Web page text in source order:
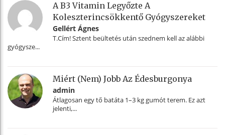
A B3 Vitamin Legyőzte A
Koleszterincsökkentő Gyógyszereket
Gellért Ágnes
T.Cím! Sztent beültetés után szednem kell az alábbi
gyógysze...
Miért (nem) Jobb Az Édesburgonya
admin
Átlagosan egy tő batáta 1–3 kg gumót terem. Ez azt
jelenti,...